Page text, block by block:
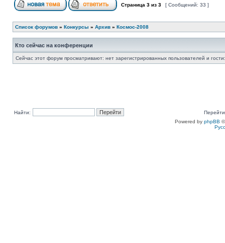
Страница 3 из 3 [ Сообщений: 33 ]
Список форумов » Конкурсы » Архив » Космос-2008
Кто сейчас на конференции
Сейчас этот форум просматривают: нет зарегистрированных пользователей и
Найти:
Powered by phpBB